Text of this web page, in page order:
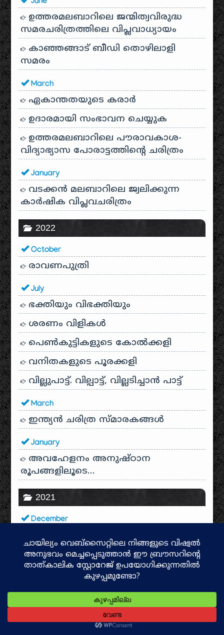
ഉത്തരമലബാറിലെ ജന്മിത്വവിരുദ്ധ
സമരചരിത്രത്തിലെ വിപ്ലവാധ്യായം
കാഞ്ഞങ്ങാട് ബീഡി തൊഴിലാളി
സമരം
March
ഏകാന്തതയുടെ കരാർ
ഉദാരമായി സംഭാവന ചെയ്യുക
ഉത്തരമലബാറിലെ പൗരാവകാശ-
വിദ്യാഭ്യാസ പോരാട്ടത്തിന്റെ ചരിത്രം
January
വടക്കൻ മലബാറിലെ ജ്വലിക്കുന്ന
കാർഷിക വിപ്ലവചരിത്രം
2022
October
രാവണപുത്രി
July
ഭക്തിയും വിഭക്തിയും
ശരണം വിളികൾ
പെൺകുട്ടികളുടെ കോൽക്കളി
വനിതകളുടെ പൂരക്കളി
വില്ലുപാട്ട്. വില്പാട്ട്, വില്ലടിച്ചാൻ പാട്ട്
March
ഇന്ത്യൻ ചരിത്ര സ്മാരകങ്ങൾ
January
അവഹേളനം അനുഷ്ഠാന
രൂപങ്ങളിലൂടെ…
2021
December
നാം ജീവിക്കുന്ന സമൂഹം
സ്വര്‍ണ്ണപ്രശ്‌നവും താംബൂല
November
റ്റകാരം